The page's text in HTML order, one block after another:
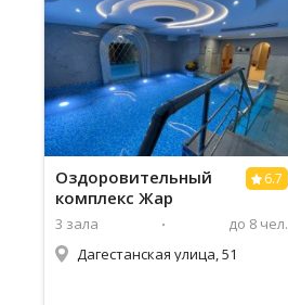
6.7
Оздоровительный
комплекс Жар
3 зала
до 8 чел.
Дагестанская улица, 51